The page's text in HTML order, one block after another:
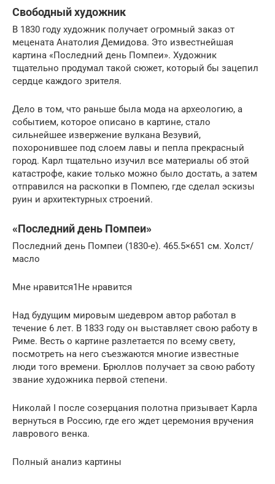
Свободный художник
В 1830 году художник получает огромный заказ от
мецената Анатолия Демидова. Это известнейшая
картина «Последний день Помпеи». Художник
тщательно продумал такой сюжет, который бы зацепил
сердце каждого зрителя.
Дело в том, что раньше была мода на археологию, а
событием, которое описано в картине, стало
сильнейшее извержение вулкана Везувий,
похоронившее под слоем лавы и пепла прекрасный
город. Карл тщательно изучил все материалы об этой
катастрофе, какие только можно было достать, а затем
отправился на раскопки в Помпею, где сделал эскизы
руин и архитектурных строений.
«Последний день Помпеи»
Последний день Помпеи (1830-е). 465.5×651 см. Холст/
масло
Мне нравится1Не нравится
Над будущим мировым шедевром автор работал в
течение 6 лет. В 1833 году он выставляет свою работу в
Риме. Весть о картине разлетается по всему свету,
посмотреть на него съезжаются многие известные
люди того времени. Брюллов получает за свою работу
звание художника первой степени.
Николай I после созерцания полотна призывает Карла
вернуться в Россию, где его ждет церемония вручения
лаврового венка.
Полный анализ картины